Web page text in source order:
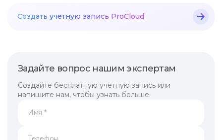
Создать учетную запись ProCloud
Задайте вопрос нашим экспертам
Создайте бесплатную учетную запись или
напишите нам, чтобы узнать больше.